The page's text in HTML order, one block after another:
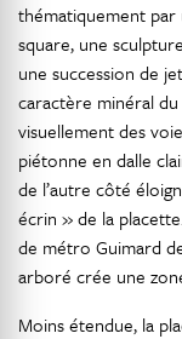
thématiquement par
square, une
une succession de
caractère minéral du
visuellement des
piétonne en dalle
de l’autre côté
écrin » de la
de métro Guimard
arboré crée une
Moins étendue, la